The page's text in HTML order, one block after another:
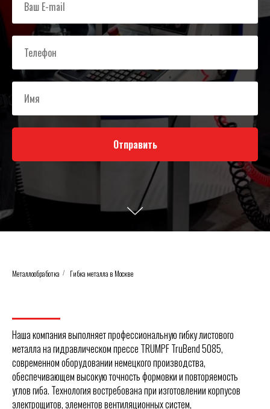
Отправить
Металлообработка / Гибка металла в Москве
Наша компания выполняет профессиональную гибку листового
металла на гидравлическом прессе TRUMPF TruBend 5085,
современном оборудовании немецкого производства,
обеспечивающем высокую точность формовки и повторяемость
углов гиба. Технология востребована при изготовлении корпусов
электрощитов, элементов вентиляционных систем,